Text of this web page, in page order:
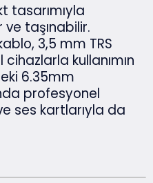
tasarımıyla
taşınabilir.
3,5 mm TRS
kullanımın
6.35mm
profesyonel
ses kartlarıyla da